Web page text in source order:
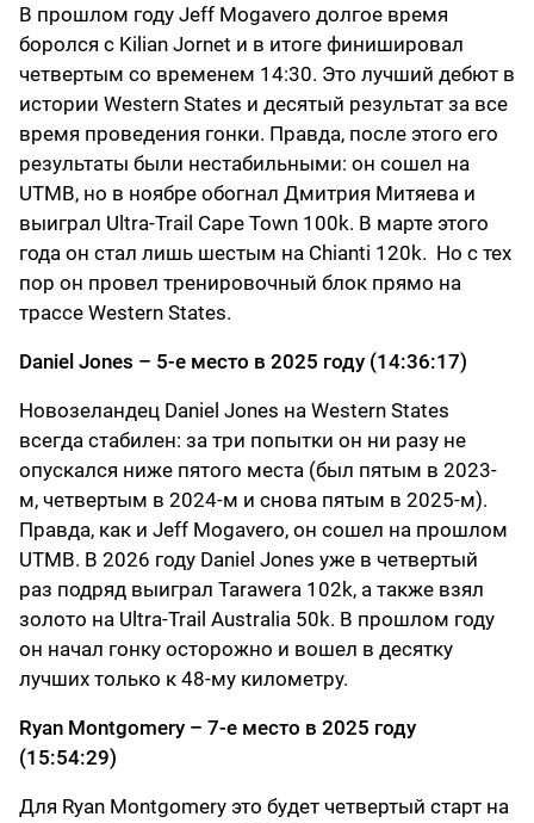
В прошлом году Jeff Mogavero долгое время
боролся с Kilian Jornet и в итоге финишировал
четвертым со временем 14:30. Это лучший дебют в
истории Western States и десятый результат за все
время проведения гонки. Правда, после этого его
результаты были нестабильными: он сошел на
UTMB, но в ноябре обогнал Дмитрия Митяева и
выиграл Ultra-Trail Cape Town 100k. В марте этого
года он стал лишь шестым на Chianti 120k. Но с тех
пор он провел тренировочный блок прямо на
трассе Western States.
Daniel Jones – 5-е место в 2025 году (14:36:17)
Новозеландец Daniel Jones на Western States
всегда стабилен: за три попытки он ни разу не
опускался ниже пятого места (был пятым в 2023-
м, четвертым в 2024-м и снова пятым в 2025-м).
Правда, как и Jeff Mogavero, он сошел на прошлом
UTMB. В 2026 году Daniel Jones уже в четвертый
раз подряд выиграл Tarawera 102k, а также взял
золото на Ultra-Trail Australia 50k. В прошлом году
он начал гонку осторожно и вошел в десятку
лучших только к 48-му километру.
Ryan Montgomery – 7-е место в 2025 году
(15:54:29)
Для Ryan Montgomery это будет четвертый старт на